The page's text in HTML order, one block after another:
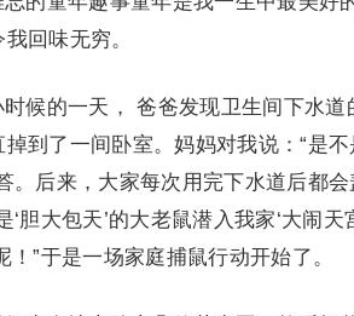
回味无穷。
的一天， 爸爸发现卫生间下水道
到了一间卧室。妈妈对我说：“是
。后来，大家每次用完下水道后都
‘胆大包天’的大老鼠潜入我家‘大闹
！”于是一场家庭捕鼠行动开始了。